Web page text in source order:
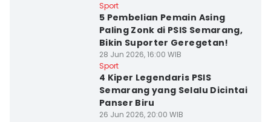
Sport
5 Pembelian Pemain Asing
Paling Zonk di PSIS Semarang,
Bikin Suporter Geregetan!
28 Jun 2026, 16:00 WIB
Sport
4 Kiper Legendaris PSIS
Semarang yang Selalu Dicintai
Panser Biru
26 Jun 2026, 20:00 WIB